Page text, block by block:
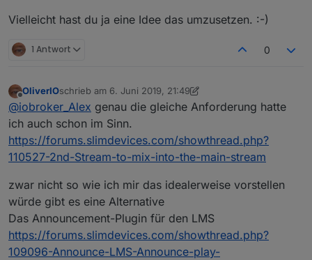
Vielleicht hast du ja eine Idee das umzusetzen. :-)
1 Antwort 0
Offline
OliverIOschrieb am 6. Juni 2019, 21:49
zuletzt editiert von OliverIO 6. Juli 2019, 00:01
@iobroker_Alex genau die gleiche Anforderung hatte
ich auch schon im Sinn.
https://forums.slimdevices.com/showthread.php?
110527-2nd-Stream-to-mix-into-the-main-stream
zwar nicht so wie ich mir das idealerweise vorstellen
würde gibt es eine Alternative
Das Announcement-Plugin für den LMS
https://forums.slimdevices.com/showthread.php?
109096-Announce-LMS-Announce-play-